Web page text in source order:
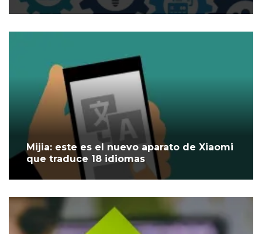
Mijia: este es el nuevo aparato de Xiaomi
que traduce 18 idiomas